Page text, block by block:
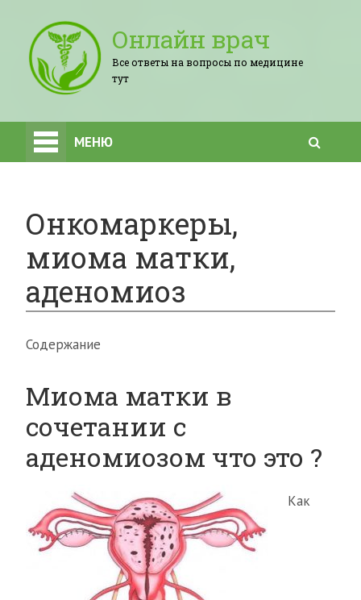
Онлайн врач
Все ответы на вопросы по медицине
тут
МЕНЮ
Онкомаркеры,
миома матки,
аденомиоз
Содержание
Миома матки в
сочетании с
аденомиозом что это ?
Как